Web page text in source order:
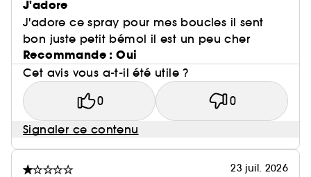
J'adore
J'adore ce spray pour mes boucles il sent
bon juste petit bémol il est un peu cher
Recommande : Oui
Cet avis vous a-t-il été utile ?
0 0
Signaler ce contenu
23 juil. 2026